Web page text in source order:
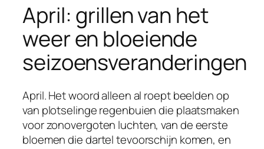
April: grillen van het
weer en bloeiende
seizoensveranderingen
April. Het woord alleen al roept beelden op
van plotselinge regenbuien die plaatsmaken
voor zonovergoten luchten, van de eerste
bloemen die dartel tevoorschijn komen, en